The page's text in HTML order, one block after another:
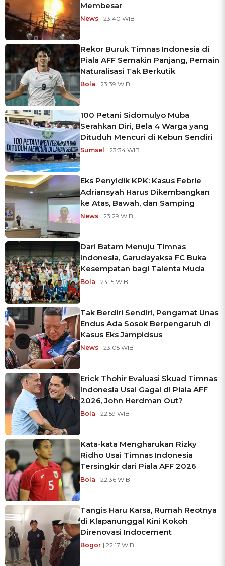
Membesar
News | 23:40 WIB
Rekor Buruk Timnas Indonesia di
Piala AFF Semakin Panjang, Pemain
Naturalisasi Tak Berkutik
Bola | 23:39 WIB
100 Petani Sidomulyo Muba
Serahkan Diri, Bela 4 Warga yang
Dituduh Mencuri di Kebun Sendiri
Sumsel | 23:34 WIB
Eks Penyidik KPK: Kasus Febrie
Adriansyah Harus Dikembangkan
ke Atas, Bawah, dan Samping
News | 23:29 WIB
Dari Batam Menuju Timnas
Indonesia, Garudayaksa FC Buka
Kesempatan bagi Talenta Muda
Bola | 23:15 WIB
Tak Berdiri Sendiri, Pengamat Unas
Endus Ada Sosok Berpengaruh di
Kasus Eks Jampidsus
News | 23:05 WIB
Erick Thohir Evaluasi Skuad Timnas
Indonesia Usai Gagal di Piala AFF
2026, John Herdman Out?
Bola | 22:59 WIB
Kata-kata Mengharukan Rizky
Ridho Usai Timnas Indonesia
Tersingkir dari Piala AFF 2026
Bola | 22:36 WIB
Tangis Haru Karsa, Rumah Reotnya
di Klapanunggal Kini Kokoh
Direnovasi Indocement
Bogor | 22:17 WIB